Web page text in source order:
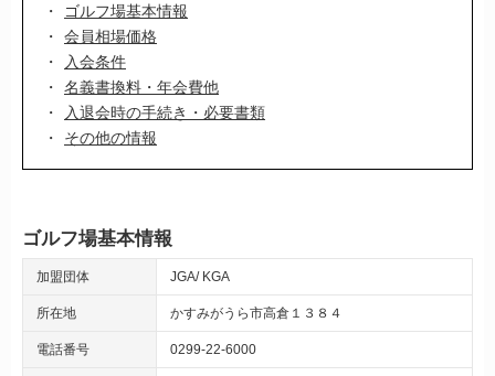
ゴルフ場基本情報
会員相場価格
入会条件
名義書換料・年会費他
入退会時の手続き・必要書類
その他の情報
ゴルフ場基本情報
加盟団体 JGA KGA
所在地 かすみがうら市高倉１３８４
電話番号 0299-22-6000